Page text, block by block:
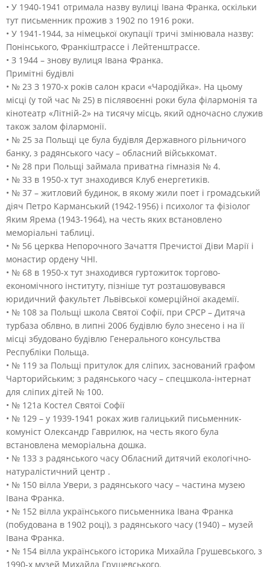
• У 1940-1941 отримала назву вулиці Івана Франка, оскільки
тут письменник прожив з 1902 по 1916 роки.
• У 1941-1944, за німецької окупації тричі змінювала назву:
Понінського, Франкіштрассе і Лейтенштрассе.
• З 1944 – знову вулиця Івана Франка.
Примітні будівлі
• № 23 З 1970-х років салон краси «Чародійка». На цьому
місці (у той час № 25) в післявоєнні роки була філармонія та
кінотеатр «Літній-2» на тисячу місць, який одночасно служив
також залом філармонії.
• № 25 за Польщі це була будівля Державного рільничого
банку, з радянського часу – обласний військкомат.
• № 28 при Польщі займала приватна гімназія № 4.
• № 33 в 1950-х тут знаходився Клуб енергетиків.
• № 37 – житловий будинок, в якому жили поет і громадський
діяч Петро Карманський (1942-1956) і психолог та фізіолог
Яким Ярема (1943-1964), на честь яких встановлено
меморіальні таблиці.
• № 56 церква Непорочного Зачаття Пречистої Діви Марії і
монастир ордену ЧНІ.
• № 68 в 1950-х тут знаходився гуртожиток торгово-
економічного інституту, пізніше тут розташовувався
юридичний факультет Львівської комерційної академії.
• № 108 за Польщі школа Святої Софії, при СРСР – Дитяча
турбаза облвно, в липні 2006 будівлю було знесено і на її
місці збудовано будівлю Генерального консульства
Республіки Польща.
• № 119 за Польщі притулок для сліпих, заснований графом
Чарторийським; з радянського часу – спецшкола-інтернат
для сліпих дітей № 100.
• № 121а Костел Святої Софії
• № 129 – у 1939-1941 роках жив галицький письменник-
комуніст Олександр Гаврилюк, на честь якого була
встановлена меморіальна дошка.
• № 133 з радянського часу Обласний дитячий екологічно-
натуралістичний центр .
• № 150 вілла Увери, з радянського часу – частина музею
Івана Франка.
• № 152 вілла українського письменника Івана Франка
(побудована в 1902 році), з радянського часу (1940) – музей
Івана Франка.
• № 154 вілла українського історика Михайла Грушевського, з
1990-х музей Михайла Грушевського.